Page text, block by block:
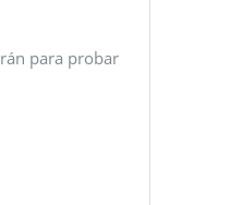
para probar